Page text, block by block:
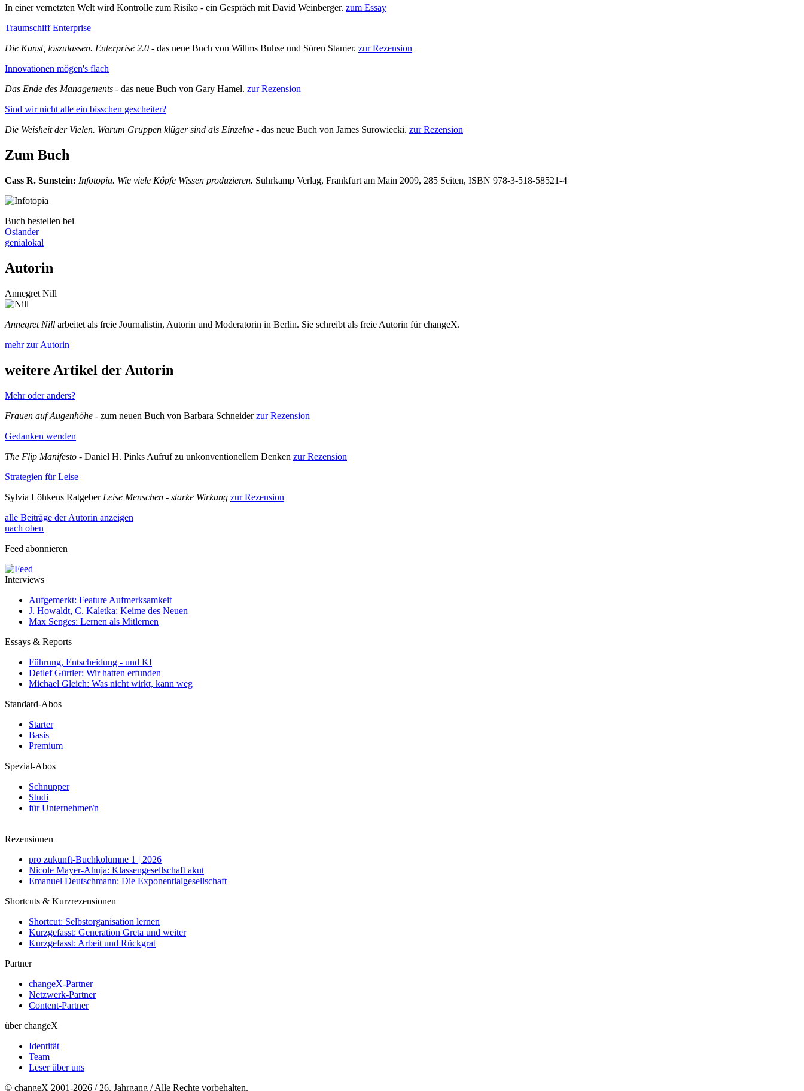
In einer vernetzten Welt wird Kontrolle zum Risiko - ein Gespräch mit David Weinberger. zum Essay
Traumschiff Enterprise
Die Kunst, loszulassen. Enterprise 2.0 - das neue Buch von Willms Buhse und Sören Stamer. zur Rezension
Innovationen mögen's flach
Das Ende des Managements - das neue Buch von Gary Hamel. zur Rezension
Sind wir nicht alle ein bisschen gescheiter?
Die Weisheit der Vielen. Warum Gruppen klüger sind als Einzelne - das neue Buch von James Surowiecki. zur Rezension
Zum Buch
Cass R. Sunstein: Infotopia. Wie viele Köpfe Wissen produzieren. Suhrkamp Verlag, Frankfurt am Main 2009, 285 Seiten, ISBN 978-3-518-58521-4
Buch bestellen bei
Osiander
genialokal
Autorin
Annegret Nill
Annegret Nill arbeitet als freie Journalistin, Autorin und Moderatorin in Berlin. Sie schreibt als freie Autorin für changeX.
mehr zur Autorin
weitere Artikel der Autorin
Mehr oder anders?
Frauen auf Augenhöhe - zum neuen Buch von Barbara Schneiderzur Rezension
Gedanken wenden
The Flip Manifesto - Daniel H. Pinks Aufruf zu unkonventionellem Denken zur Rezension
Strategien für Leise
Sylvia Löhkens Ratgeber Leise Menschen - starke Wirkung zur Rezension
alle Beiträge der Autorin anzeigen
nach oben
Feed abonnieren
Interviews
Aufgemerkt: Feature Aufmerksamkeit
J. Howaldt, C. Kaletka: Keime des Neuen
Max Senges: Lernen als Mitlernen
Essays & Reports
Führung, Entscheidung - und KI
Detlef Gürtler: Wir hatten erfunden
Michael Gleich: Was nicht wirkt, kann weg
Standard-Abos
Starter
Basis
Premium
Spezial-Abos
Schnupper
Studi
für Unternehmer/n
Rezensionen
pro zukunft-Buchkolumne 1 | 2026
Nicole Mayer-Ahuja: Klassengesellschaft akut
Emanuel Deutschmann: Die Exponentialgesellschaft
Shortcuts & Kurzrezensionen
Shortcut: Selbstorganisation lernen
Kurzgefasst: Generation Greta und weiter
Kurzgefasst: Arbeit und Rückgrat
Partner
changeX-Partner
Netzwerk-Partner
Content-Partner
über changeX
Identität
Team
Leser über uns
© changeX 2001-2026 / 26. Jahrgang / Alle Rechte vorbehalten.